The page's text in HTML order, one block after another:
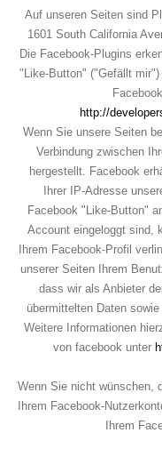
Auf unseren Seiten sind
1601 South California
Die Facebook-Plugins
"Like-Button" ("Gefällt
http://
Wenn Sie unsere Seiten
Verbindung zwischen
hergestellt. Facebook
Ihrer IP-Adresse
Facebook "Like-Button"
Account eingeloggt sind,
Ihrem Facebook-Profil
unserer Seiten Ihrem
dass wir als Anbieter
übermittelten Daten
Weitere Informationen
von facebook unter
Wenn Sie nicht wünschen,
Ihrem Facebook-
Ihrem